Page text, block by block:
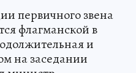
первичного звена
флагманской в
и
на заседании